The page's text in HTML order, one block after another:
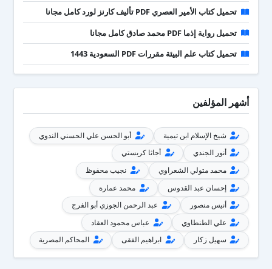
تحميل كتاب الأمير العصري PDF تأليف كارنز لورد كامل مجانا
تحميل رواية إذما PDF محمد صادق كامل مجانا
تحميل كتاب علم البيئة مقررات PDF السعودية 1443
أشهر المؤلفين
شيخ الإسلام ابن تيمية
أبو الحسن علي الحسني الندوي
أنور الجندي
أجاثا كريستي
محمد متولي الشعراوي
نجيب محفوظ
إحسان عبد القدوس
محمد عمارة
أنيس منصور
عبد الرحمن الجوزي أبو الفرج
علي الطنطاوي
عباس محمود العقاد
سهيل زكار
ابراهيم الفقى المحاكم المصرية